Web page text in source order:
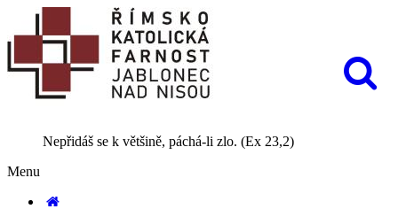
Nepřidáš se k většině, páchá-li zlo. (Ex 23,2)
Menu